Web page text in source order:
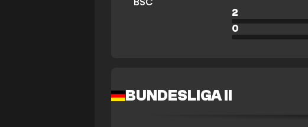
2
0
BUNDESLIGA II